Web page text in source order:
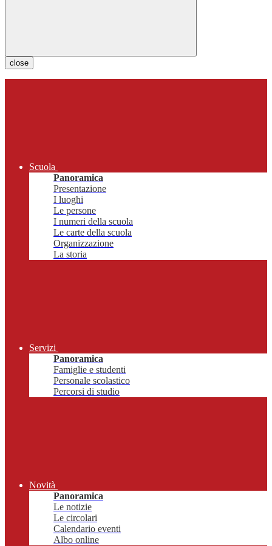
close
Scuola
Panoramica
Presentazione
I luoghi
Le persone
I numeri della scuola
Le carte della scuola
Organizzazione
La storia
Servizi
Panoramica
Famiglie e studenti
Personale scolastico
Percorsi di studio
Novità
Panoramica
Le notizie
Le circolari
Calendario eventi
Albo online